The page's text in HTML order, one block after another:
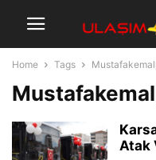
Home Tags
Atak